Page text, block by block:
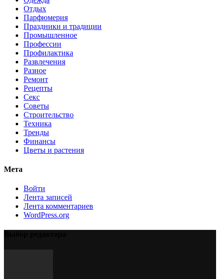
Отдых
Парфюмерия
Праздники и традиции
Промышленное
Профессии
Профилактика
Развлечения
Разное
Ремонт
Рецепты
Секс
Советы
Строительство
Техника
Тренды
Финансы
Цветы и растения
Мета
Войти
Лента записей
Лента комментариев
WordPress.org